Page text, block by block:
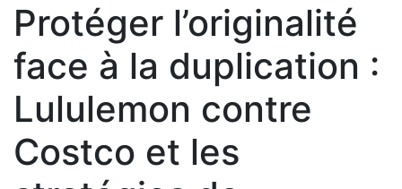
Protéger l’originalité
face à la duplication :
Lululemon contre
Costco et les